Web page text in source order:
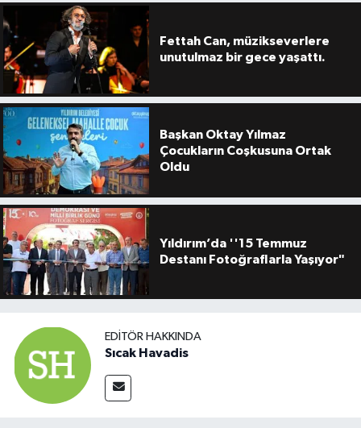
Fettah Can, müzikseverlere
unutulmaz bir gece yaşattı.
Başkan Oktay Yılmaz
Çocukların Coşkusuna Ortak
Oldu
Yıldırım’da ''15 Temmuz
Destanı Fotoğraflarla Yaşıyor"
EDITÖR HAKKINDA
Sıcak Havadis